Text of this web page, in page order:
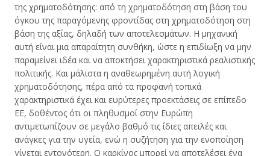
της χρηματοδότησης: από τη χρηματοδότηση στη βάση του
όγκου της παραγόμενης φροντίδας στη χρηματοδότηση στη
βάση της αξίας, δηλαδή των αποτελεσμάτων. Η μηχανική
αυτή είναι μια απαραίτητη συνθήκη, ώστε η επιδίωξη να μην
παραμείνει ιδέα και να αποκτήσει χαρακτηριστικά ρεαλιστικής
πολιτικής. Και μάλιστα η αναθεωρημένη αυτή λογική
χρηματοδότησης, πέρα από τα προφανή τοπικά
χαρακτηριστικά έχει και ευρύτερες προεκτάσεις σε επίπεδο
ΕΕ, δοθέντος ότι οι πληθυσμοί στην Ευρώπη
αντιμετωπίζουν σε μεγάλο βαθμό τις ίδιες απειλές και
ανάγκες για την υγεία, ενώ η συζήτηση για την ενοποίηση
γίνεται εντονότερη. Ο καρκίνος μπορεί να αποτελέσει ένα